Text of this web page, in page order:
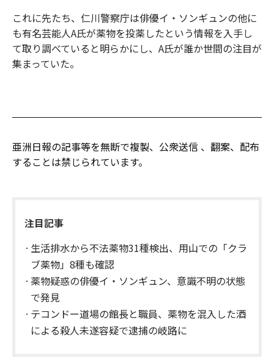
これに先たち、仁川警察庁は俳優イ・ソンギュンの他に
も有名芸能人A氏が薬物を投薬したという情報を入手し
て取り調べていると明らかにし、A氏が誰か世間の注目が
集まっていた。
亜洲日報の記事等を無断で複製、公衆送信 、翻案、配布
することは禁じられています。
注目記事
生活排水から不法薬物31種検出、用山での「クラ
ブ薬物」8種も確認
薬物疑惑の俳優イ・ソンギュン、意識不明の状態
で発見
テコンドー道場の館長と職員、薬物を混入した酒
による殺人未遂容疑で逮捕の岐路に